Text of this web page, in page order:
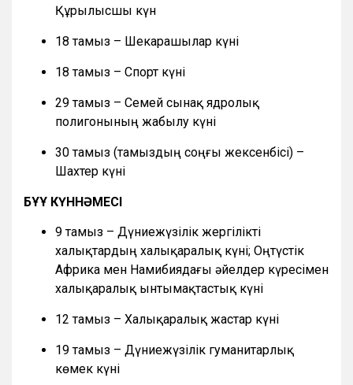
Құрылысшы күн
18 тамыз – Шекарашылар күні
18 тамыз – Спорт күні
29 тамыз – Семей сынақ ядролық
полигонының жабылу күні
30 тамыз (тамыздың соңғы жексенбісі) –
Шахтер күні
БҰҰ КҮННӘМЕСІ
9 тамыз – Дүниежүзілік жергілікті
халықтардың халықаралық күні; Оңтүстік
Африка мен Намибиядағы әйелдер күресімен
халықаралық ынтымақтастық күні
12 тамыз – Халықаралық жастар күні
19 тамыз – Дүниежүзілік гуманитарлық
көмек күні